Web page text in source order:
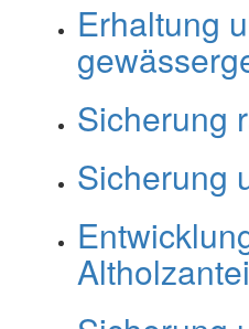
Erhaltung
Sicherung
Sicherung